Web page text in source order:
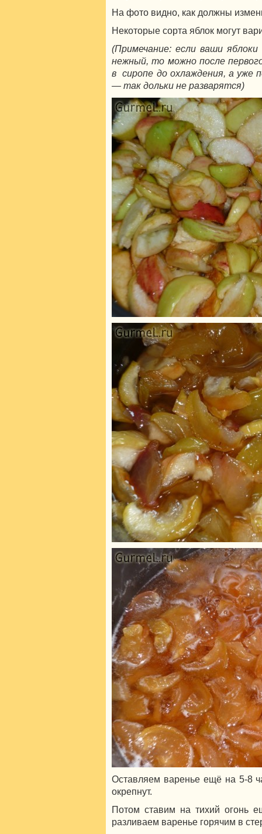
На фото видно, как должны
Некоторые сорта яблок могут
(Примечание: если ваши
нежный, то можно после
в сиропе до охлаждения, а уже
— так дольки не разварятся)
Оставляем варенье ещё на 5-8
окрепнут.
Потом ставим на тихий огонь
разливаем варенье горячим в